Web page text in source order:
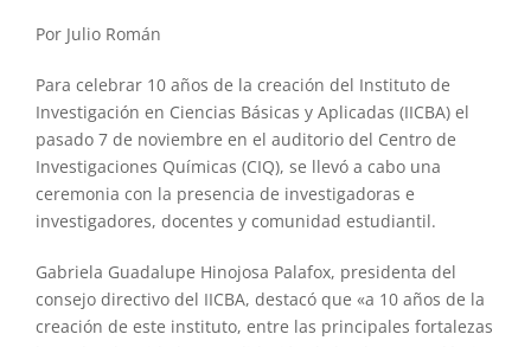
Por Julio Román
Para celebrar 10 años de la creación del Instituto de
Investigación en Ciencias Básicas y Aplicadas (IICBA) el
pasado 7 de noviembre en el auditorio del Centro de
Investigaciones Químicas (CIQ), se llevó a cabo una
ceremonia con la presencia de investigadoras e
investigadores, docentes y comunidad estudiantil.
Gabriela Guadalupe Hinojosa Palafox, presidenta del
consejo directivo del IICBA, destacó que «a 10 años de la
creación de este instituto, entre las principales fortalezas